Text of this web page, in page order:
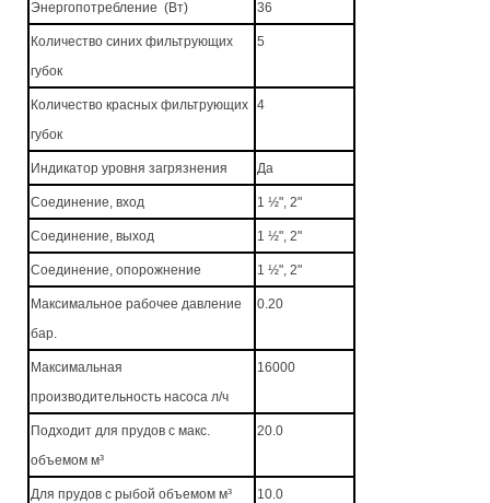
Энергопотребление (Вт) 36
Количество синих фильтрующих
губок
5
Количество красных фильтрующих
губок
4
Индикатор уровня загрязнения Да
Соединение, вход 1 ½", 2"
Соединение, выход 1 ½", 2"
Соединение, опорожнение 1 ½", 2"
Максимальное рабочее давление
бар.
0.20
Максимальная
производительность насоса л/ч
16000
Подходит для прудов с макс.
объемом м³
20.0
Для прудов с рыбой объемом м³ 10.0